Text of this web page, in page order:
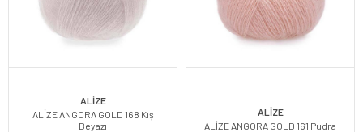
ALİZE
ALİZE ANGORA GOLD 168 Kış
Beyazı
ALİZE
ALİZE ANGORA GOLD 161 Pudra